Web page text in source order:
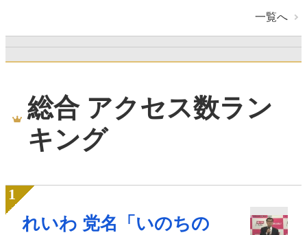
一覧へ
総合 アクセス数ラン
キング
れいわ 党名「いのちの